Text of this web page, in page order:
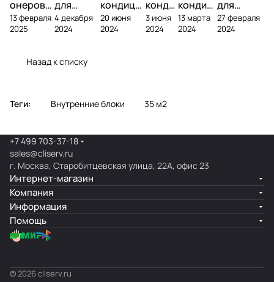
онеров
фреоном
13 февраля
2025
для
кондици
онера
4 декабря
2024
кондици
онера на
фасаде
20 июня
2024
конди
ционе
ра
3 июня
2024
кондиц
ионер?
13 марта
2024
для
кондицио
нера
27 февраля
2024
Назад к списку
Теги: Внутренние блоки 35 м2
+7 499 703-37-18
sales@cliserv.ru
г. Москва, Старобитцевская улица, 22А, офис 23
Интернет-магазин
Компания
Информация
Помощь
© 2026 cliserv.ru